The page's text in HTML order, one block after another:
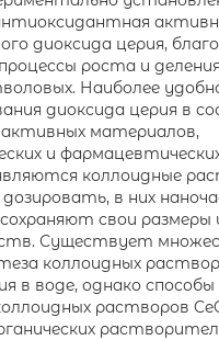
диоксида церия,
роста и
Наиболее
диоксида церия в
активных материалов,
и
коллоидные
в них
свои размеры
Существует
коллоидных
в воде, однако способы
растворов